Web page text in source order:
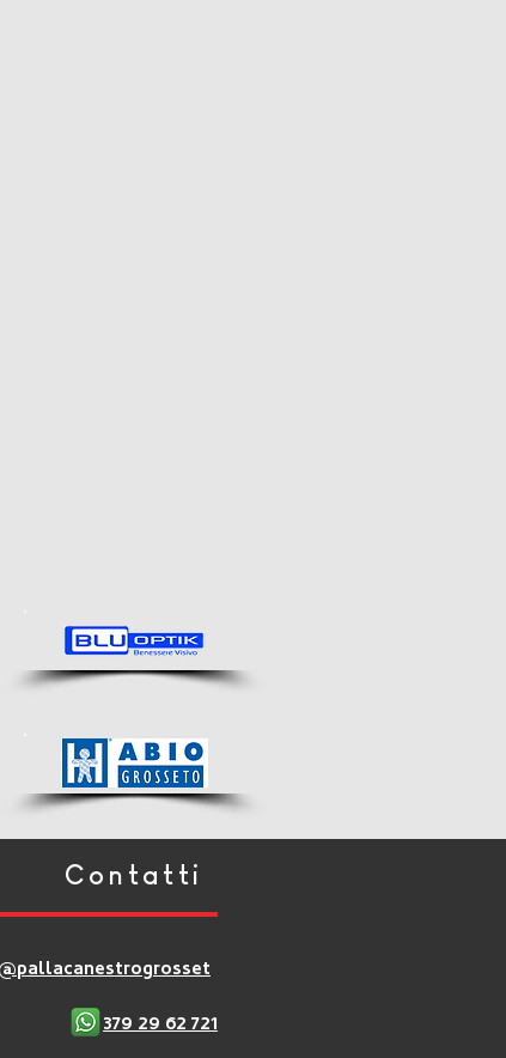
Contatti
379 29 62 721